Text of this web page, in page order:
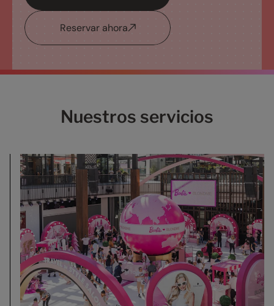
Reservar ahora
Nuestros servicios